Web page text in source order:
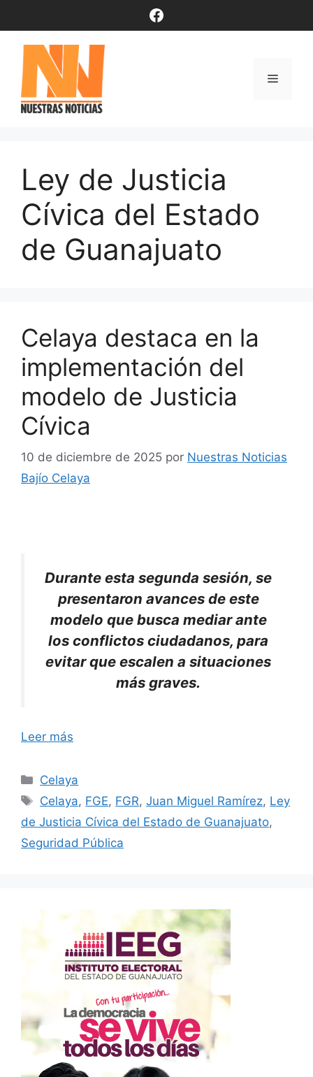
contenido
Facebook
Menú
Ley de Justicia
Cívica del Estado
de Guanajuato
Celaya destaca en la
implementación del
modelo de Justicia
Cívica
10 de diciembre de 2025 por Nuestras Noticias
Bajío Celaya
Durante esta segunda sesión, se
presentaron avances de este
modelo que busca mediar ante
los conflictos ciudadanos, para
evitar que escalen a situaciones
más graves.
Leer más
Categorías
Celaya
Etiquetas
Celaya, FGE, FGR,Juan Miguel Ramírez, Ley
de Justicia Cívica del Estado de Guanajuato,
Seguridad Pública